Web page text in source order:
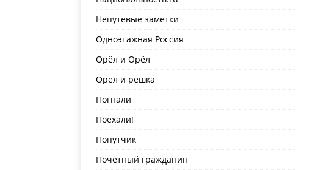
Непутевые заметки
Одноэтажная Россия
Орёл и Орёл
Орёл и решка
Погнали
Поехали!
Попутчик
Почетный гражданин